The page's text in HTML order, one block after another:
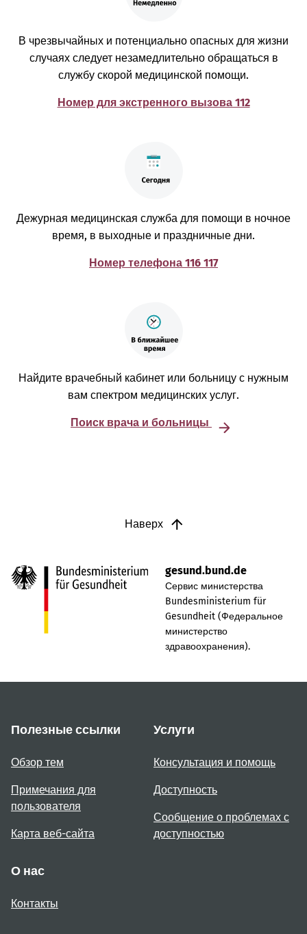
В чрезвычайных и потенциально опасных для жизни
случаях следует незамедлительно обращаться в
службу скорой медицинской помощи.
Номер для экстренного вызова 112
Дежурная медицинская служба для помощи в ночное
время, в выходные и праздничные дни.
Номер телефона 116 117
Найдите врачебный кабинет или больницу с нужным
вам спектром медицинских услуг.
Поиск врача и больницы
Наверх
gesund.bund.de
Сервис министерства
Bundesministerium für
Gesundheit (Федеральное
министерство
здравоохранения).
Полезные ссылки
Обзор тем
Примечания для
пользователя
Карта веб-сайта
Услуги
Консультация и помощь
Доступность
Сообщение о проблемах с
доступностью
О нас
Контакты